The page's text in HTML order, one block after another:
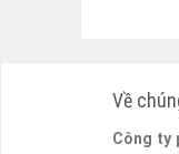
Về
Công ty